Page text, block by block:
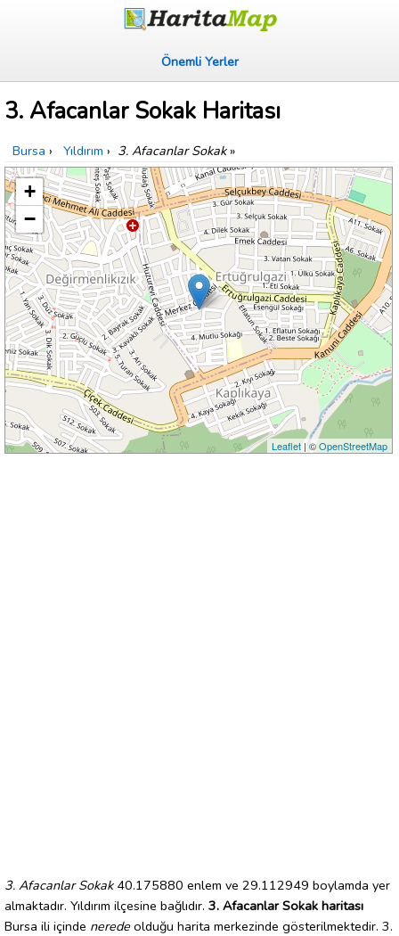
Önemli Yerler
3. Afacanlar Sokak Haritası
Bursa › Yıldırım › 3. Afacanlar Sokak»
+
−
Leaflet| ©OpenStreetMap
3. Afacanlar Sokak40.175880 enlem ve 29.112949 boylamda yer
almaktadır. Yıldırım ilçesine bağlıdır. 3. Afacanlar Sokak haritası
Bursa ili içinde nerede olduğu harita merkezinde gösterilmektedir. 3.